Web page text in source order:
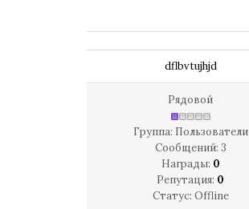
dflbvtujhjd
Рядовой
Группа: Пользователи
Сообщений: 3
Награды: 0
Репутация: 0
Статус: Offline